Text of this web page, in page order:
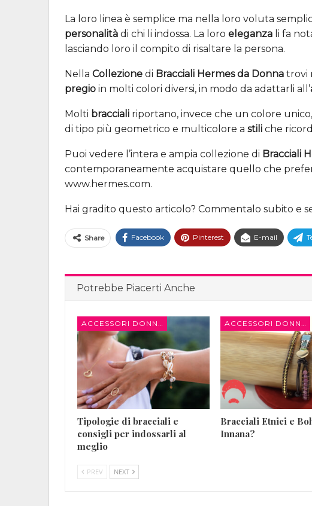
La loro linea è semplice ma nella loro voluta
personalità di chi li indossa. La loro eleganza li fa
lasciando loro il compito di risaltare la persona.
Nella Collezione di Bracciali Hermes da Donna trovi
pregio in molti colori diversi, in modo da adattarli all’
Molti bracciali riportano, invece che un colore
di tipo più geometrico e multicolore a stili che
Puoi vedere l’intera e ampia collezione di Bracciali
contemporaneamente acquistare quello che
www.hermes.com.
Hai gradito questo articolo? Commentalo subito e
Share Facebook Pinterest E-mail
Potrebbe Piacerti Anche
Tipologie di bracciali e
consigli per indossarli al
meglio
Bracciali Etnici e
Innana?
PREV NEXT